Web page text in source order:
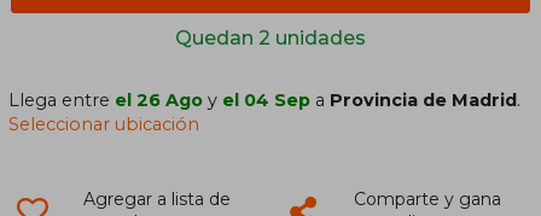
Quedan 2 unidades
Llega entre el 26 Ago y el 04 Sep a Provincia de Madrid.
Seleccionar ubicación
Agregar a lista de
Comparte y gana